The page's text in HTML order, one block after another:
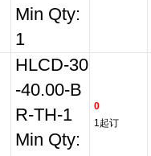
Min Qty:
1
HLCD-30
-40.00-B
R-TH-1
Min Qty:
0
1起订